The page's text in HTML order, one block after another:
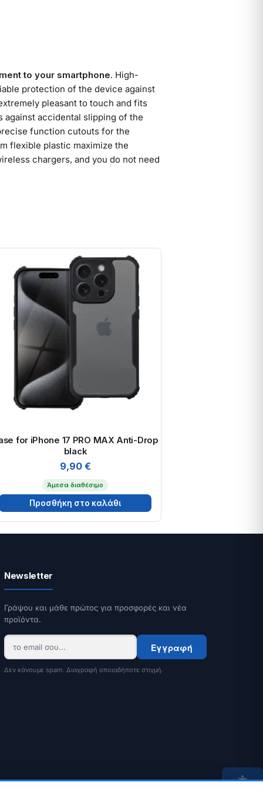
to your smartphone. High-
protection of the device against
pleasant to touch and fits
accidental slipping of the
function cutouts for the
flexible plastic maximize the
chargers, and you do not need
for iPhone 17 PRO MAX Anti-Drop
black
9,90 €
Άμεσα διαθέσιμο
Προσθήκη στο καλάθι
Newsletter
Γράψου και μάθε πρώτος για προσφορές και νέα
προϊόντα.
Εγγραφή
Δεν κάνουμε spam. Διαγραφή οποιαδήποτε στιγμή.